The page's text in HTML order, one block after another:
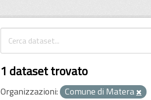
1 dataset trovato
Organizzazioni: Comune di Matera